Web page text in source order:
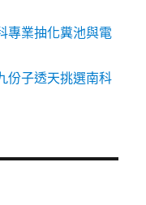
專業抽化糞池與電
份子透天挑選南科